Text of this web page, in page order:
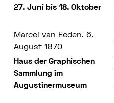
27. Juni bis 18. Oktober
Marcel van Eeden. 6.
August 1870
Haus der Graphischen
Sammlung im
Augustinermuseum